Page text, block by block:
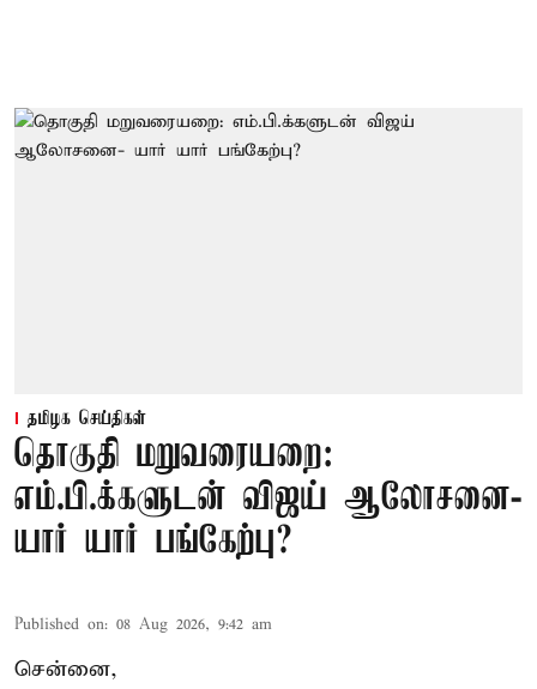
தமிழக செய்திகள்
தொகுதி மறுவரையறை:
எம்.பி.க்களுடன் விஜய் ஆலோசனை-
யார் யார் பங்கேற்பு?
Published on: 08 Aug 2026, 9:42 am
சென்னை,